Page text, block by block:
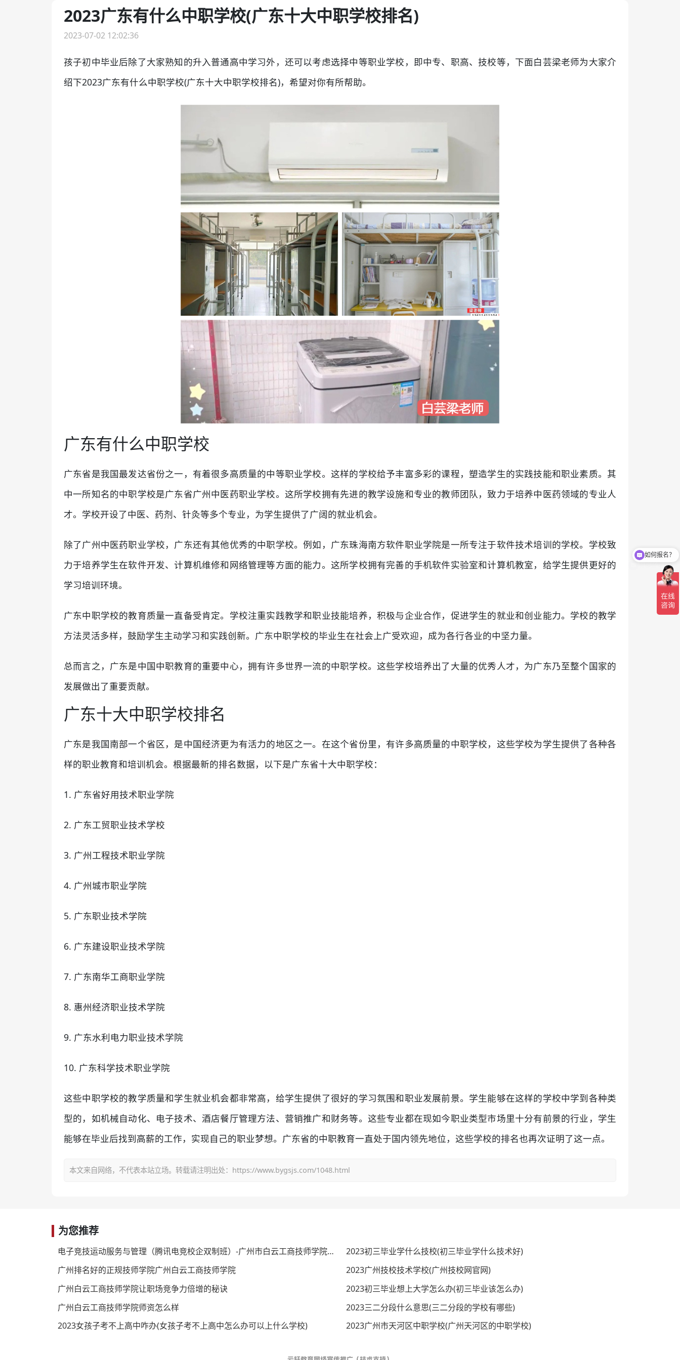
2023广东有什么中职学校(广东十大中职学校排名)
2023-07-02 12:02:36
孩子初中毕业后除了大家熟知的升入普通高中学习外，还可以考虑选择中等职业学校，即中专、职高、技校等，下面白芸梁老师为大家介
绍下2023广东有什么中职学校(广东十大中职学校排名)，希望对你有所帮助。
广东有什么中职学校
广东省是我国最发达省份之一，有着很多高质量的中等职业学校。这样的学校给予丰富多彩的课程，塑造学生的实践技能和职业素质。其
中一所知名的中职学校是广东省广州中医药职业学校。这所学校拥有先进的教学设施和专业的教师团队，致力于培养中医药领域的专业人
才。学校开设了中医、药剂、针灸等多个专业，为学生提供了广阔的就业机会。
除了广州中医药职业学校，广东还有其他优秀的中职学校。例如，广东珠海南方软件职业学院是一所专注于软件技术培训的学校。学校致
力于培养学生在软件开发、计算机维修和网络管理等方面的能力。这所学校拥有完善的手机软件实验室和计算机教室，给学生提供更好的
学习培训环境。
广东中职学校的教育质量一直备受肯定。学校注重实践教学和职业技能培养，积极与企业合作，促进学生的就业和创业能力。学校的教学
方法灵活多样，鼓励学生主动学习和实践创新。广东中职学校的毕业生在社会上广受欢迎，成为各行各业的中坚力量。
总而言之，广东是中国中职教育的重要中心，拥有许多世界一流的中职学校。这些学校培养出了大量的优秀人才，为广东乃至整个国家的
发展做出了重要贡献。
广东十大中职学校排名
广东是我国南部一个省区，是中国经济更为有活力的地区之一。在这个省份里，有许多高质量的中职学校，这些学校为学生提供了各种各
样的职业教育和培训机会。根据最新的排名数据，以下是广东省十大中职学校：
1. 广东省好用技术职业学院
2. 广东工贸职业技术学校
3. 广州工程技术职业学院
4. 广州城市职业学院
5. 广东职业技术学院
6. 广东建设职业技术学院
7. 广东南华工商职业学院
8. 惠州经济职业技术学院
9. 广东水利电力职业技术学院
10. 广东科学技术职业学院
这些中职学校的教学质量和学生就业机会都非常高，给学生提供了很好的学习氛围和职业发展前景。学生能够在这样的学校中学到各种类
型的，如机械自动化、电子技术、酒店餐厅管理方法、营销推广和财务等。这些专业都在现如今职业类型市场里十分有前景的行业，学生
能够在毕业后找到高薪的工作，实现自己的职业梦想。广东省的中职教育一直处于国内领先地位，这些学校的排名也再次证明了这一点。
本文来自网络，不代表本站立场。转载请注明出处：https://www.bygsjs.com/1048.html
为您推荐
电子竞技运动服务与管理（腾讯电竞校企双制班）-广州市白云工商技师学院2023专业介绍
2023初三毕业学什么技校(初三毕业学什么技术好)
广州排名好的正规技师学院广州白云工商技师学院
2023广州技校技术学校(广州技校网官网)
广州白云工商技师学院让职场竞争力倍增的秘诀
2023初三毕业想上大学怎么办(初三毕业该怎么办)
广州白云工商技师学院师资怎么样
2023三二分段什么意思(三二分段的学校有哪些)
2023女孩子考不上高中咋办(女孩子考不上高中怎么办可以上什么学校)
2023广州市天河区中职学校(广州天河区的中职学校)
有哪些专业？